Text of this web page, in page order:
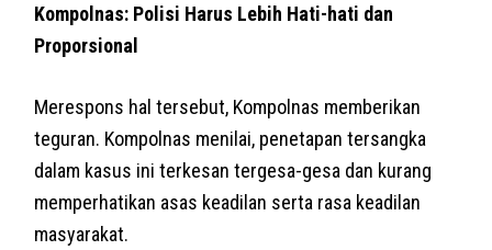
Kompolnas: Polisi Harus Lebih Hati-hati dan
Proporsional
Merespons hal tersebut, Kompolnas memberikan
teguran. Kompolnas menilai, penetapan tersangka
dalam kasus ini terkesan tergesa-gesa dan kurang
memperhatikan asas keadilan serta rasa keadilan
masyarakat.